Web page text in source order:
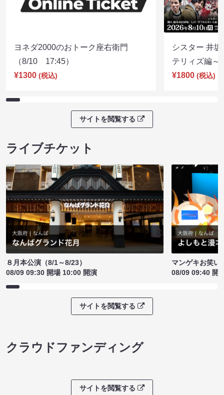
ヨネダ2000のおトーク座右衛門
（8/10 17:45）
¥1300 (税込)
シスター 井
テリィズ編
¥1800 (税込)
サイトを閲覧する
ライブチケット
８月本公演（8/1～8/23）
08/09 09:30 開場 10:00 開演
マンゲキお笑い
08/09 09:40 開
サイトを閲覧する
クラウドファンディング
サイトを閲覧する